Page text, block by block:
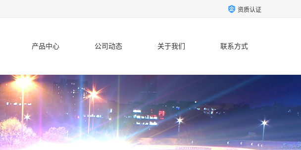
资质认证
产品中心 公司动态 关于我们 联系方式